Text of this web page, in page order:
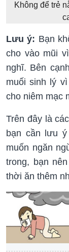
Không để trẻ
Lưu ý: Bạn
cho vào mũi
nghĩ. Bên
muối sinh lý
cho niêm mạc
Trên đây là
bạn cần lưu
muốn ngăn
trong, bạn
thời ăn thêm